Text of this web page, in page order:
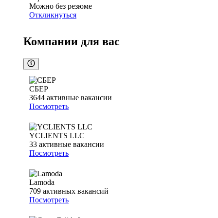
Можно без резюме
Откликнуться
Компании для вас
СБЕР
3644 активные вакансии
Посмотреть
YCLIENTS LLC
33 активные вакансии
Посмотреть
Lamoda
709 активных вакансий
Посмотреть